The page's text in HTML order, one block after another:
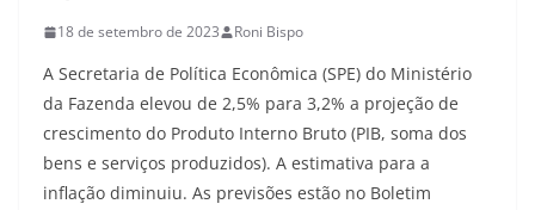
18 de setembro de 2023 Roni Bispo
A Secretaria de Política Econômica (SPE) do Ministério
da Fazenda elevou de 2,5% para 3,2% a projeção de
crescimento do Produto Interno Bruto (PIB, soma dos
bens e serviços produzidos). A estimativa para a
inflação diminuiu. As previsões estão no Boletim